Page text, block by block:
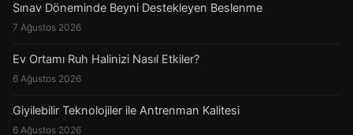
Sınav Döneminde Beyni Destekleyen Beslenme
7 Ağustos 2026
Ev Ortamı Ruh Halinizi Nasıl Etkiler?
6 Ağustos 2026
Giyilebilir Teknolojiler ile Antrenman Kalitesi
6 Ağustos 2026